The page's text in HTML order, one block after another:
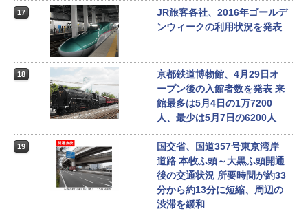
17
JR旅客各社、2016年ゴールデ
ンウィークの利用状況を発表
18
京都鉄道博物館、4月29日オ
ープン後の入館者数を発表 来
館最多は5月4日の1万7200
人、最少は5月7日の6200人
19
国交省、国道357号東京湾岸
道路 本牧ふ頭～大黒ふ頭開通
後の交通状況 所要時間が約33
分から約13分に短縮、周辺の
渋滞を緩和